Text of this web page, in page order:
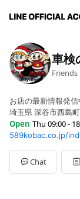
車検
Friends
お店の最新情報発信
埼玉県 深谷市西島
Open Thu 09:00 -
Sun09:00 - 18:00
Mon09:00 - 18:00
Tue09:00 - 18:00
WedClosed
589kobac.co.jp/
Chat